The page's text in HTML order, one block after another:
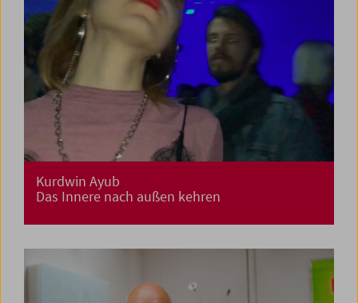
Kurdwin Ayub
Das Innere nach außen kehren